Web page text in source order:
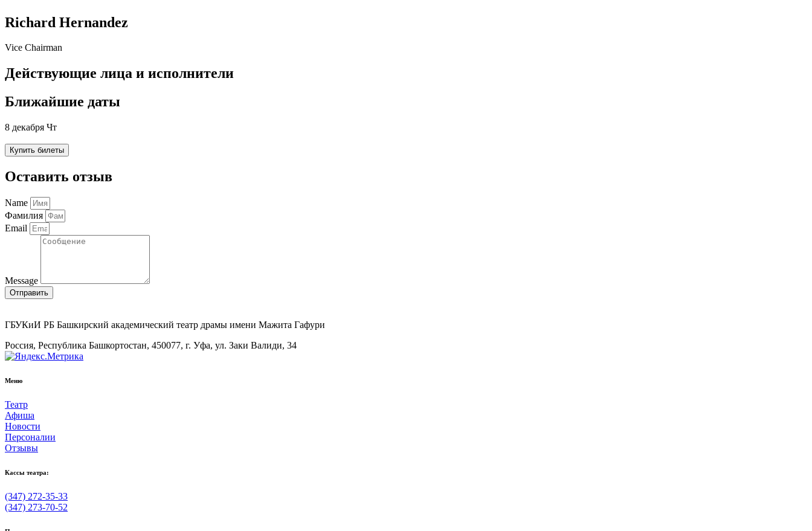
Richard Hernandez
Vice Chairman
Действующие лица и исполнители
Ближайшие даты
8 декабря Чт
Купить билеты
Оставить отзыв
Name
Фамилия
Email
Message
Отправить
ГБУКиИ РБ Башкирский академический театр драмы имени Мажита Гафури
Россия, Республика Башкортостан, 450077, г. Уфа, ул. Заки Валиди, 34
Меню
Театр
Афиша
Новости
Персоналии
Отзывы
Кассы театра:
(347) 272-35-33
(347) 273-70-52